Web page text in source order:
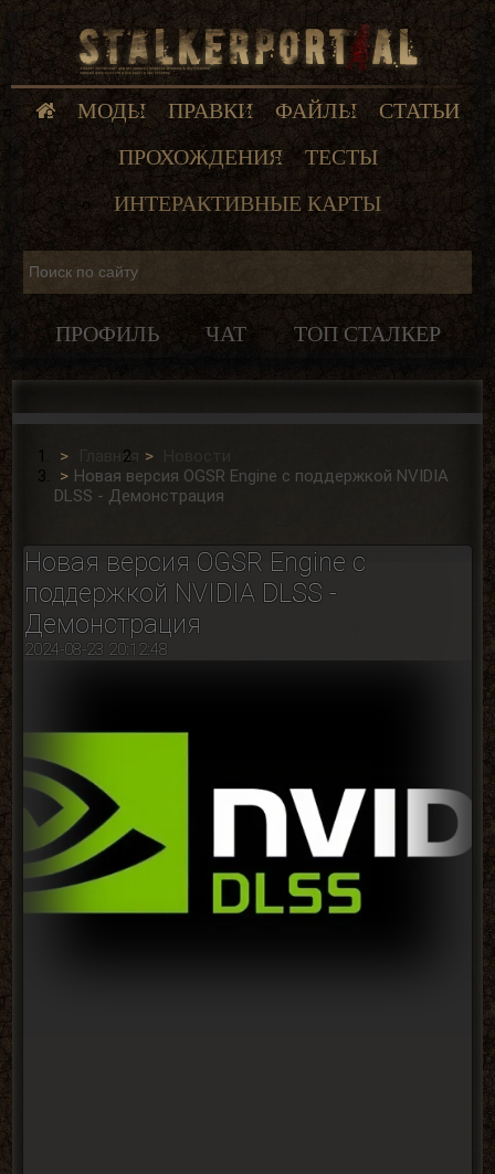
МОДЫ ПРАВКИ ФАЙЛЫ
СТАТЬИ
ПРОХОЖДЕНИЯ
ТЕСТЫ
ИНТЕРАКТИВНЫЕ КАРТЫ
ПРОФИЛЬ ЧАТ ТОП СТАЛКЕР
Главная
Новости
Новая версия OGSR Engine с поддержкой NVIDIA
DLSS - Демонстрация
Новая версия OGSR Engine с
поддержкой NVIDIA DLSS -
Демонстрация
2024-08-23 20:12:48